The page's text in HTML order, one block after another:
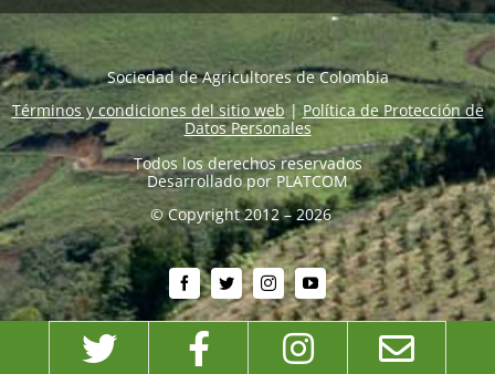
Sociedad de Agricultores de Colombia
Términos y condiciones del sitio web|Política de Protección de
Datos Personales
Todos los derechos reservados
Desarrollado por PLATCOM
© Copyright 2012 – 2026
Twitter FacebookInstagram